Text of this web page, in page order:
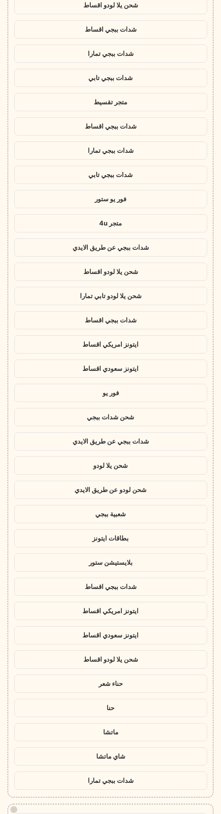
شحن يلا لودو اقساط
شدات ببجي اقساط
شدات ببجي تمارا
شدات ببجي تابي
متجر تقسيط
شدات ببجي اقساط
شدات ببجي تمارا
شدات ببجي تابي
فور يو ستور
متجر 4u
شدات ببجي عن طريق الايدي
شحن يلا لودو اقساط
شحن يلا لودو تابي تمارا
شدات ببجي اقساط
ايتونز امريكي اقساط
ايتونز سعودي اقساط
فور يو
شحن شدات ببجي
شدات ببجي عن طريق الايدي
شحن يلا لودو
شحن لودو عن طريق الايدي
شعبية ببجي
بطاقات ايتونز
بلايستيشن ستور
شدات ببجي اقساط
ايتونز امريكي اقساط
ايتونز سعودي اقساط
شحن يلا لودو اقساط
حناء شعر
حنا
ماتشا
شاي ماتشا
شدات ببجي تمارا
!